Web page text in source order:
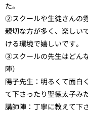
た。
②スクールや生徒さんの
親切な方が多く、楽しい
ける環境で嬉しいです。
③スクールの先生はどん
陣）
陽子先生：明るくて面白
て下さったり聖徳太子み
講師陣：丁寧に教えて下